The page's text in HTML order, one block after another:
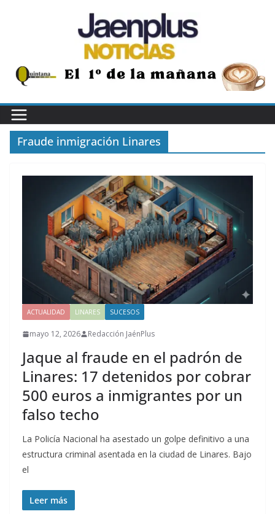
Fraude inmigración Linares
ACTUALIDAD LINARES SUCESOS
mayo 12, 2026 Redacción JaénPlus
Jaque al fraude en el padrón de
Linares: 17 detenidos por cobrar
500 euros a inmigrantes por un
falso techo
La Policía Nacional ha asestado un golpe definitivo a una
estructura criminal asentada en la ciudad de Linares. Bajo
el
Leer más